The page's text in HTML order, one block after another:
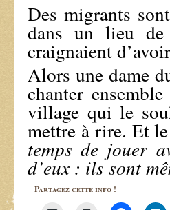
Des migrants
dans un lieu de
craignaient
Alors une dame
chanter
village qui le
mettre à rire. Et
temps de jouer
d’eux : ils sont
Partagez cette info !